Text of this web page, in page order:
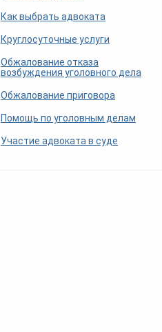
Как выбрать адвоката
Круглосуточные услуги
Обжалование отказа
возбуждения уголовного дела
Обжалование приговора
Помощь по уголовным делам
Участие адвоката в суде